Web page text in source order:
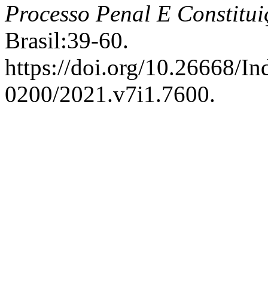
Processo Penal E
Brasil:39-60.
https://doi.org/10.26668/
0200/2021.v7i1.7600.